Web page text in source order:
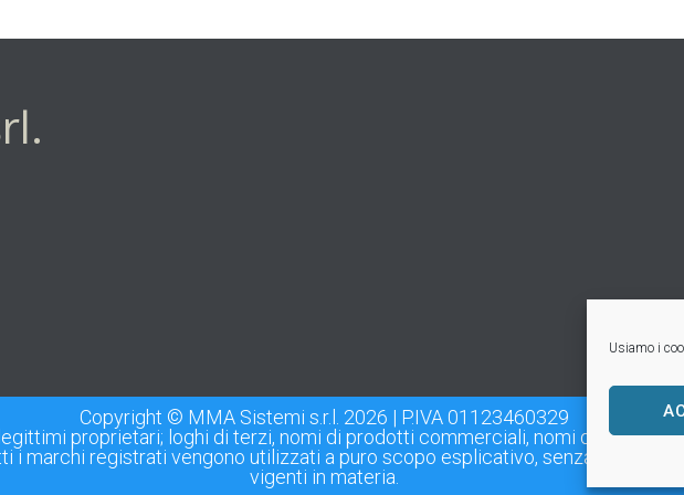
Usiamo i
Copyright © MMA Sistemi s.r.l. 2026 | P.IVA 01123460329
proprietari; loghi di terzi, nomi di prodotti commerciali, nomi di
i marchi registrati vengono utilizzati a puro scopo esplicativo, senza violazioni
vigenti in materia.